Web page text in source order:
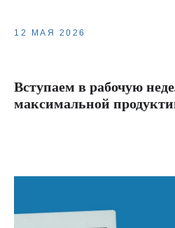
12 МАЯ 2026
Вступаем в рабочую
максимальной